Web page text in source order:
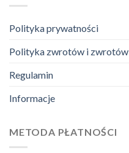
Polityka prywatności
Polityka zwrotów i zwrotów
Regulamin
Informacje
METODA PŁATNOŚCI